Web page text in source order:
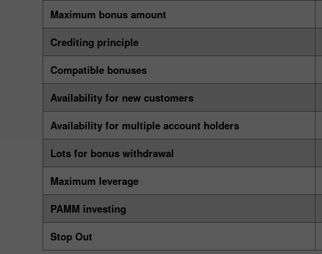
Maximum bonus amount
Crediting principle
Compatible bonuses
Availability for new customers
Availability for multiple account holders
Lots for bonus withdrawal
Maximum leverage
PAMM investing
Stop Out